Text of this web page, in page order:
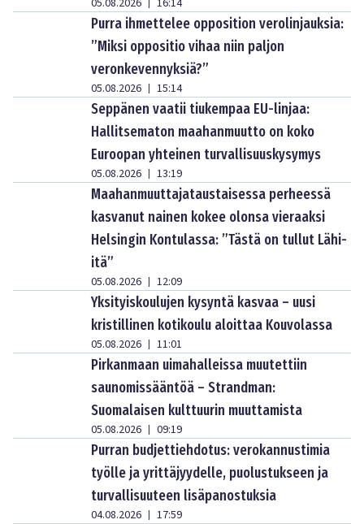
05.08.2026 | 16:14
Purra ihmettelee opposition verolinjauksia:
”Miksi oppositio vihaa niin paljon
veronkevennyksiä?”
05.08.2026 | 15:14
Seppänen vaatii tiukempaa EU-linjaa:
Hallitsematon maahanmuutto on koko
Euroopan yhteinen turvallisuuskysymys
05.08.2026 | 13:19
Maahanmuuttajataustaisessa perheessä
kasvanut nainen kokee olonsa vieraaksi
Helsingin Kontulassa: ”Tästä on tullut Lähi-
itä”
05.08.2026 | 12:09
Yksityiskoulujen kysyntä kasvaa – uusi
kristillinen kotikoulu aloittaa Kouvolassa
05.08.2026 | 11:01
Pirkanmaan uimahalleissa muutettiin
saunomissääntöä – Strandman:
Suomalaisen kulttuurin muuttamista
05.08.2026 | 09:19
Purran budjettiehdotus: verokannustimia
työlle ja yrittäjyydelle, puolustukseen ja
turvallisuuteen lisäpanostuksia
04.08.2026 | 17:59